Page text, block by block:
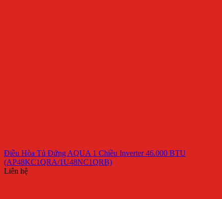
Điều Hòa Tủ Đứng AQUA 1 Chiều Inverter 46.000 BTU
(AP48KC1QRA/1U48NC1QRB)
Liên hệ